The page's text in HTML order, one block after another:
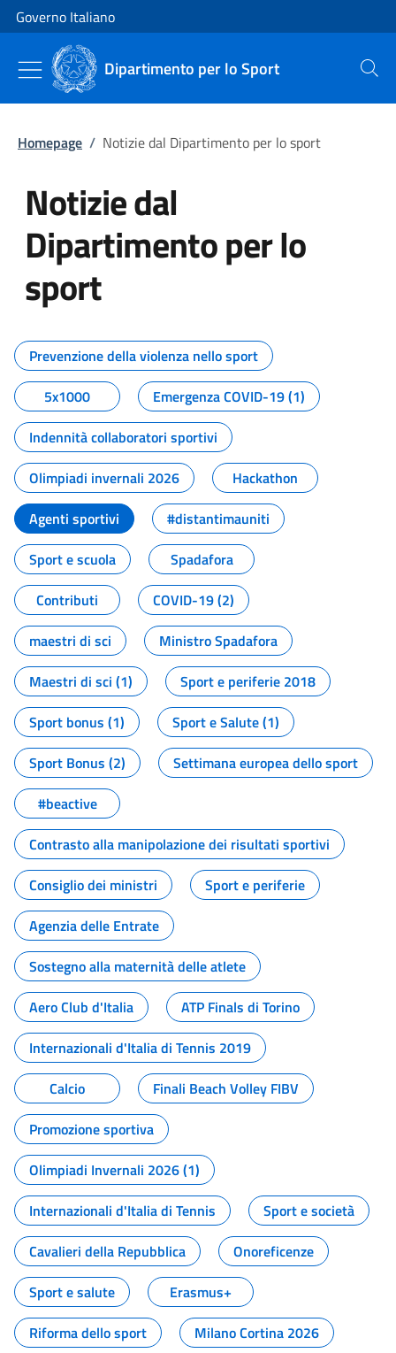
Vai al contenuto
Vai alla navigazione del sito
Governo Italiano
Dipartimento per lo Sport Cerca
Homepage / Notizie dal Dipartimento per lo sport
Notizie dal
Dipartimento per lo
sport
Tutti i contenuti della pagina
Prevenzione della violenza nello sport
5x1000
Emergenza COVID-19 (1)
Indennità collaboratori sportivi
Olimpiadi invernali 2026
Hackathon
Agenti sportivi
#distantimauniti
Sport e scuola
Spadafora
Contributi
COVID-19 (2)
maestri di sci
Ministro Spadafora
Maestri di sci (1)
Sport e periferie 2018
Sport bonus (1)
Sport e Salute (1)
Sport Bonus (2)
Settimana europea dello sport
#beactive
Contrasto alla manipolazione dei risultati sportivi
Consiglio dei ministri
Sport e periferie
Agenzia delle Entrate
Sostegno alla maternità delle atlete
Aero Club d'Italia
ATP Finals di Torino
Internazionali d'Italia di Tennis 2019
Calcio
Finali Beach Volley FIBV
Promozione sportiva
Olimpiadi Invernali 2026 (1)
Internazionali d'Italia di Tennis
Sport e società
Cavalieri della Repubblica
Onoreficenze
Sport e salute
Erasmus+
Riforma dello sport
Milano Cortina 2026